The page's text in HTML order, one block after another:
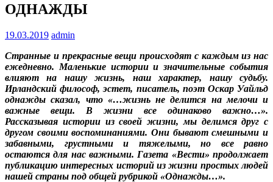
ОДНАЖДЫ
19.03.2019 admin
Странные и прекрасные вещи происходят с каждым из нас
ежедневно. Маленькие истории и значительные события
влияют на нашу жизнь, наш характер, нашу судьбу.
Ирландский философ, эстет, писатель, поэт Оскар Уайльд
однажды сказал, что «…жизнь не делится на мелочи и
важные вещи. В жизни все одинаково важно…».
Рассказывая истории из своей жизни, мы делимся друг с
другом своими воспоминаниями. Они бывают смешными и
забавными, грустными и тяжелыми, но все равно
остаются для нас важными. Газета «Вести» продолжает
публикацию интересных историй из жизни простых людей
нашей страны под общей рубрикой «Однажды…».